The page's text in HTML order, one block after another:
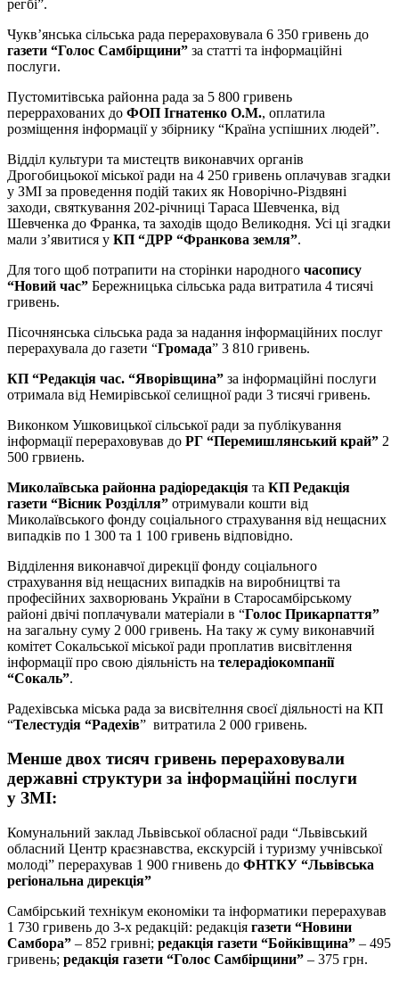
регбі”.
Чукв’янська сільська рада перераховувала 6 350 гривень до
газети “Голос Самбірщини” за статті та інформаційні
послуги.
Пустомитівська районна рада за 5 800 гривень
переррахованих до ФОП Ігнатенко О.М., оплатила
розміщення інформації у збірнику “Країна успішних людей”.
Відділ культури та мистецтв виконавчих органів
Дрогобицьокої міської ради на 4 250 гривень оплачував згадки
у ЗМІ за проведення подій таких як Новорічно-Різдвяні
заходи, святкування 202-річниці Тараса Шевченка, від
Шевченка до Франка, та заходів щодо Великодня. Усі ці згадки
мали з’явитися у КП “ДРР “Франкова земля”.
Для того щоб потрапити на сторінки народного часопису
“Новий час” Бережницька сільська рада витратила 4 тисячі
гривень.
Пісочнянська сільська рада за надання інформаційних послуг
перерахувала до газети “Громада” 3 810 гривень.
КП “Редакція час. “Яворівщина” за інформаційні послуги
отримала від Немирівської селищної ради 3 тисячі гривень.
Виконком Ушковицької сільської ради за публікування
інформації перераховував до РГ “Перемишлянський край” 2
500 грвиень.
Миколаївська районна радіоредакція та КП Редакція
газети “Вісник Розділля” отримували кошти від
Миколаївського фонду соціального страхування від нещасних
випадків по 1 300 та 1 100 гривень відповідно.
Відділення виконавчої дирекції фонду соціального
страхування від нещасних випадків на виробництві та
професійних захворювань України в Старосамбірському
районі двічі поплачували матеріали в “Голос Прикарпаття”
на загальну суму 2 000 гривень. На таку ж суму виконавчий
комітет Сокальської міської ради проплатив висвітлення
інформації про свою діяльність на телерадіокомпанії
“Сокаль”.
Радехівська міська рада за висвітелння своєї діяльності на КП
“Телестудія “Радехів” витратила 2 000 гривень.
Менше двох тисяч гривень перераховували
державні структури за інформаційні послуги
у ЗМІ:
Комунальний заклад Львівської обласної ради “Львівський
обласний Центр краєзнавства, екскурсій і туризму учнівської
молоді” перерахував 1 900 гнивень до ФНТКУ “Львівська
регіональна дирекція”
Самбірський технікум економіки та інформатики перерахував
1 730 гривень до 3-х редакцій: редакція газети “Новини
Самбора” – 852 гривні; редакція газети “Бойківщина” – 495
гривень; редакція газети “Голос Самбірщини” – 375 грн.